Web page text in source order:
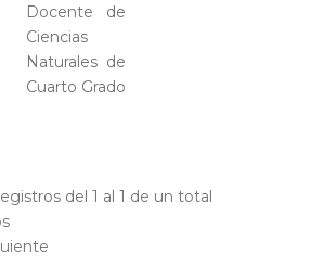
Docente de
Ciencias
Naturales de
Cuarto Grado
del 1 al 1 de un total